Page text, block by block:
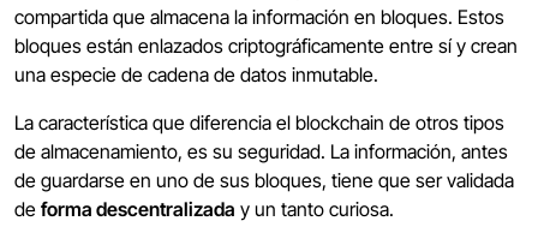
compartida que almacena la información en bloques. Estos
bloques están enlazados criptográficamente entre sí y crean
una especie de cadena de datos inmutable.
La característica que diferencia el blockchain de otros tipos
de almacenamiento, es su seguridad. La información, antes
de guardarse en uno de sus bloques, tiene que ser validada
de forma descentralizada y un tanto curiosa.